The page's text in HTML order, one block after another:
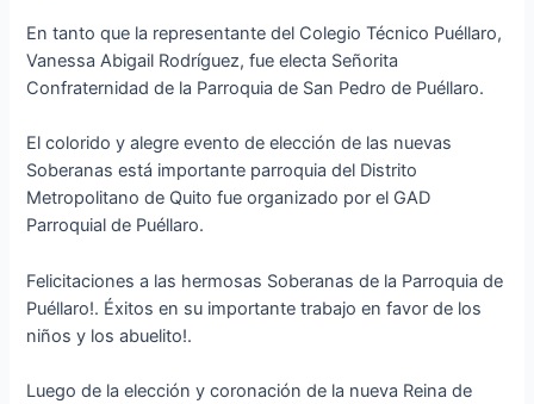
En tanto que la representante del Colegio Técnico Puéllaro,
Vanessa Abigail Rodríguez, fue electa Señorita
Confraternidad de la Parroquia de San Pedro de Puéllaro.
El colorido y alegre evento de elección de las nuevas
Soberanas está importante parroquia del Distrito
Metropolitano de Quito fue organizado por el GAD
Parroquial de Puéllaro.
Felicitaciones a las hermosas Soberanas de la Parroquia de
Puéllaro!. Éxitos en su importante trabajo en favor de los
niños y los abuelito!.
Luego de la elección y coronación de la nueva Reina de